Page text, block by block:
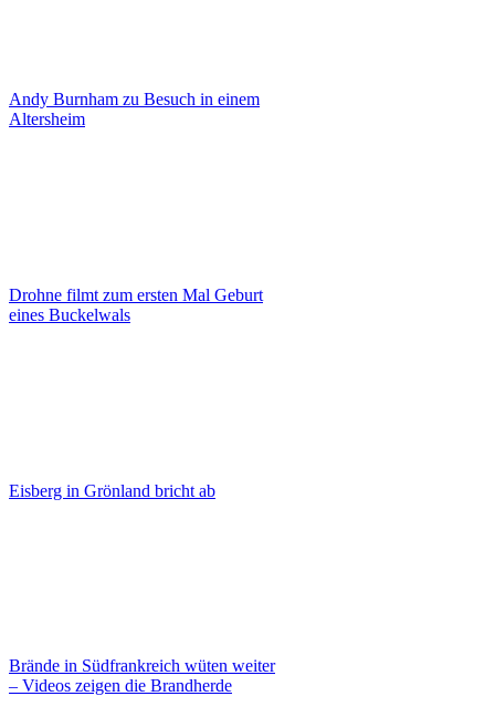
Andy Burnham zu Besuch in einem
Altersheim
Drohne filmt zum ersten Mal Geburt
eines Buckelwals
Eisberg in Grönland bricht ab
Brände in Südfrankreich wüten weiter
– Videos zeigen die Brandherde